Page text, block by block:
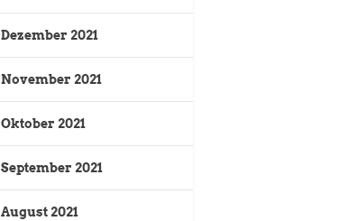
Dezember 2021
November 2021
Oktober 2021
September 2021
August 2021